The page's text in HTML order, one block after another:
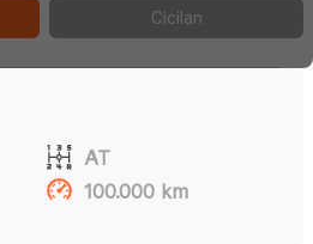
Cicilan
AT
100.000 km